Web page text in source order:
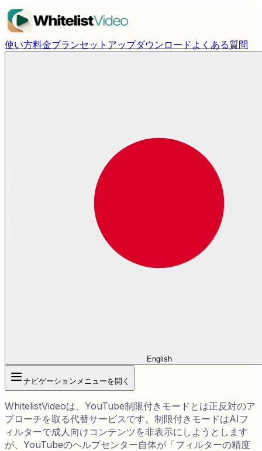
使い方料金プランセットアップダウンロード よくある質問
English
ナビゲーションメニューを開く
WhitelistVideoは、YouTube制限付きモードとは正反対のア
プローチを取る代替サービスです。制限付きモードはAIフ
ィルターで成人向けコンテンツを非表示にしようとします
が、YouTubeのヘルプセンター自体が「フィルターの精度